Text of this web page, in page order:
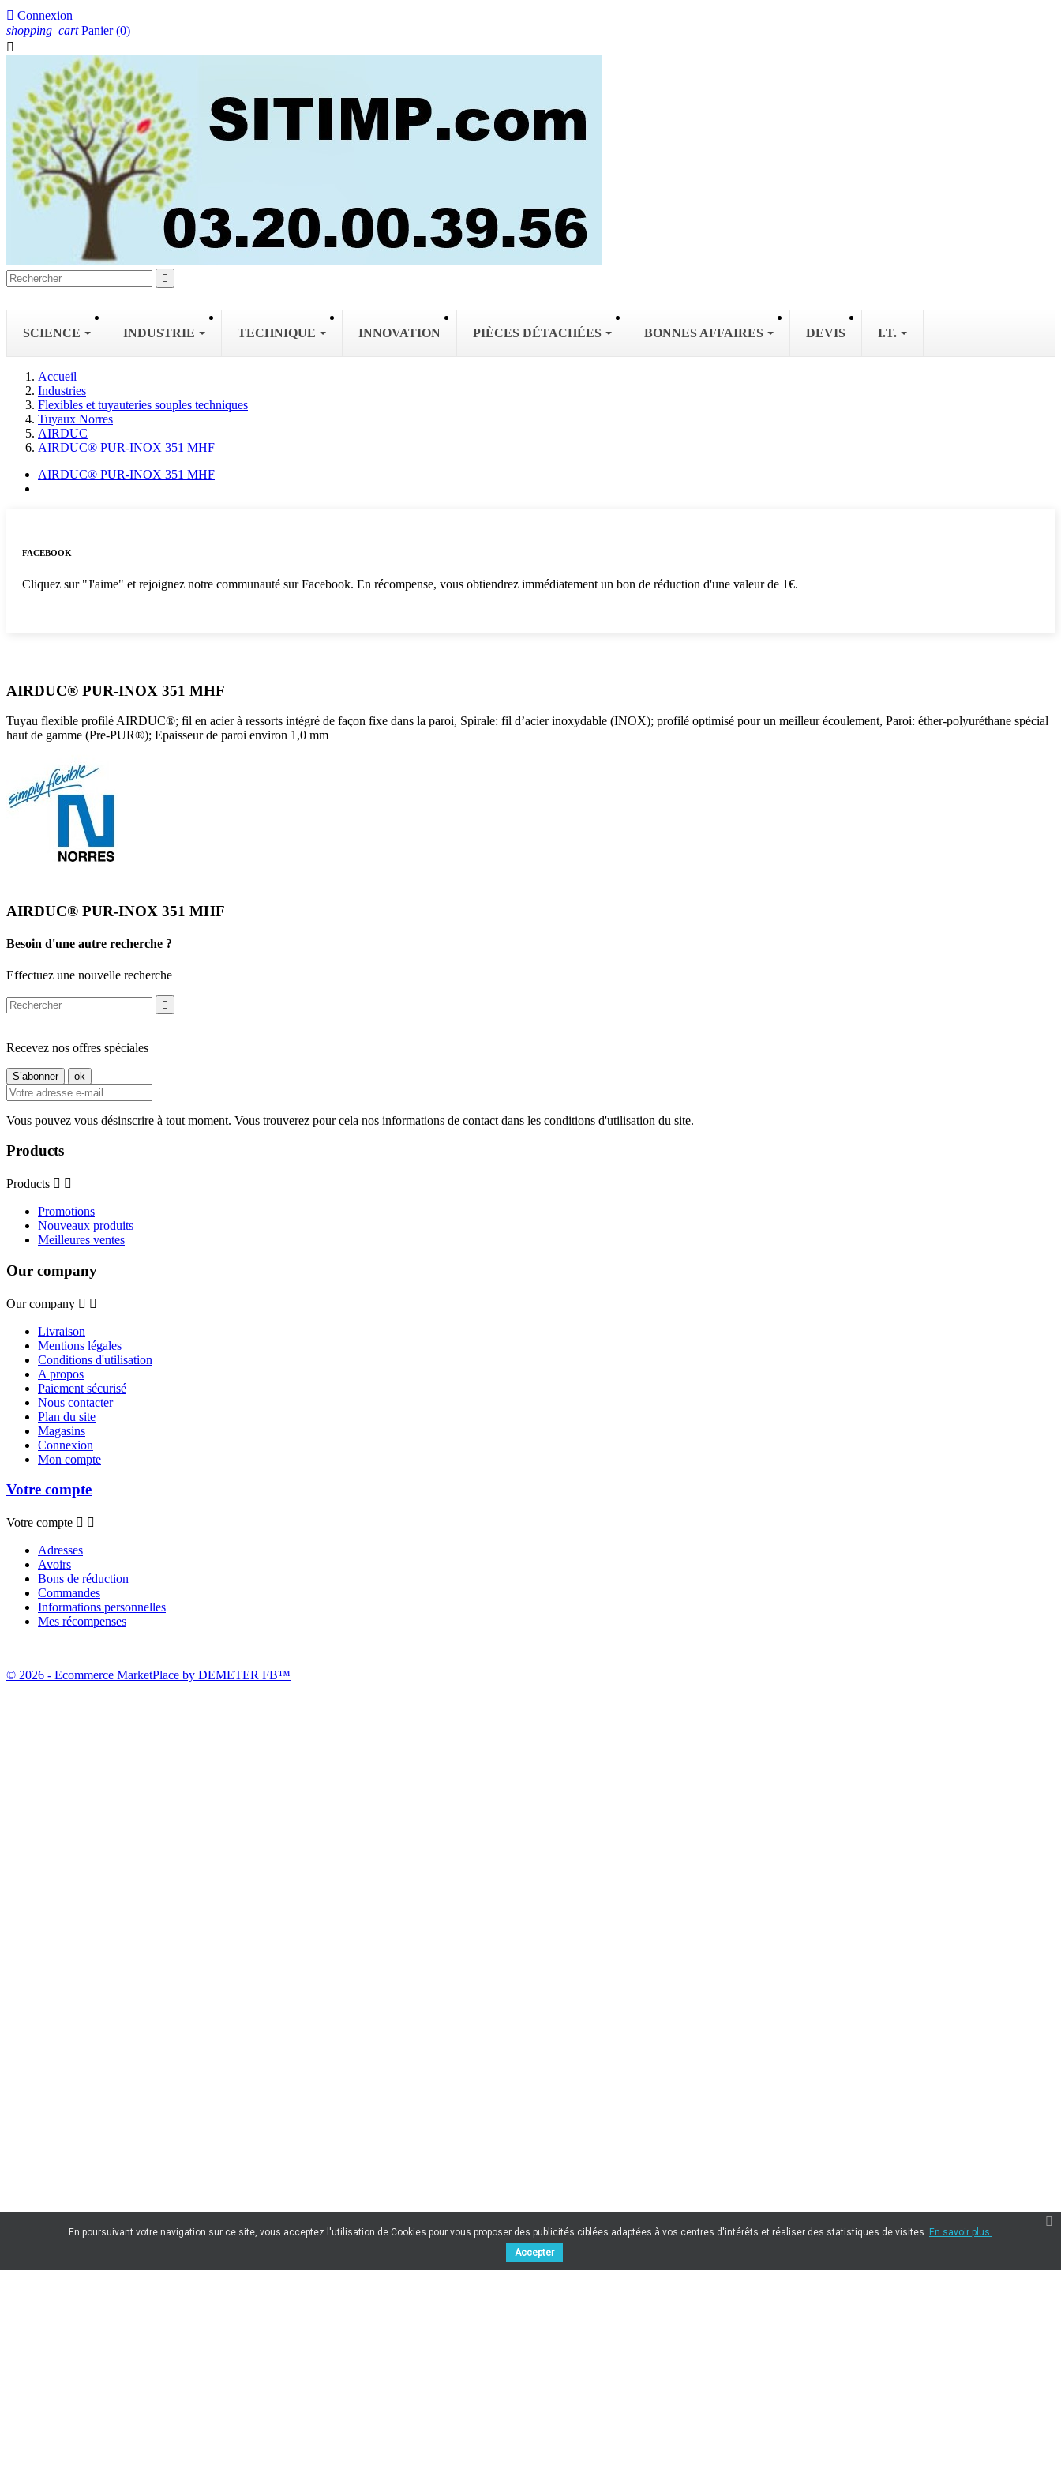
 Connexion
shopping_cart Panier (0)


SCIENCE INDUSTRIE TECHNIQUE INNOVATION PIÈCES DÉTACHÉES BONNES AFFAIRES DEVIS I.T.
Accueil
Industries
Flexibles et tuyauteries souples techniques
Tuyaux Norres
AIRDUC
AIRDUC® PUR-INOX 351 MHF
AIRDUC® PUR-INOX 351 MHF
FACEBOOK
Cliquez sur "J'aime" et rejoignez notre communauté sur Facebook. En récompense, vous obtiendrez immédiatement un bon de réduction d'une valeur de 1€.
AIRDUC® PUR-INOX 351 MHF
Tuyau flexible profilé AIRDUC®; fil en acier à ressorts intégré de façon fixe dans la paroi, Spirale: fil d’acier inoxydable (INOX); profilé optimisé pour un meilleur écoulement, Paroi: éther-polyuréthane spécial
haut de gamme (Pre-PUR®); Epaisseur de paroi environ 1,0 mm
AIRDUC® PUR-INOX 351 MHF
Besoin d'une autre recherche ?
Effectuez une nouvelle recherche

Recevez nos offres spéciales
Vous pouvez vous désinscrire à tout moment. Vous trouverez pour cela nos informations de contact dans les conditions d'utilisation du site.
Products
Products  
Promotions
Nouveaux produits
Meilleures ventes
Our company
Our company  
Livraison
Mentions légales
Conditions d'utilisation
A propos
Paiement sécurisé
Nous contacter
Plan du site
Magasins
Connexion
Mon compte
Votre compte
Votre compte  
Adresses
Avoirs
Bons de réduction
Commandes
Informations personnelles
Mes récompenses
© 2026 - Ecommerce MarketPlace by DEMETER FB™
En poursuivant votre navigation sur ce site, vous acceptez l'utilisation de Cookies pour vous proposer des publicités ciblées adaptées à vos centres d'intérêts et réaliser des statistiques de visites. En savoir plus.
Accepter